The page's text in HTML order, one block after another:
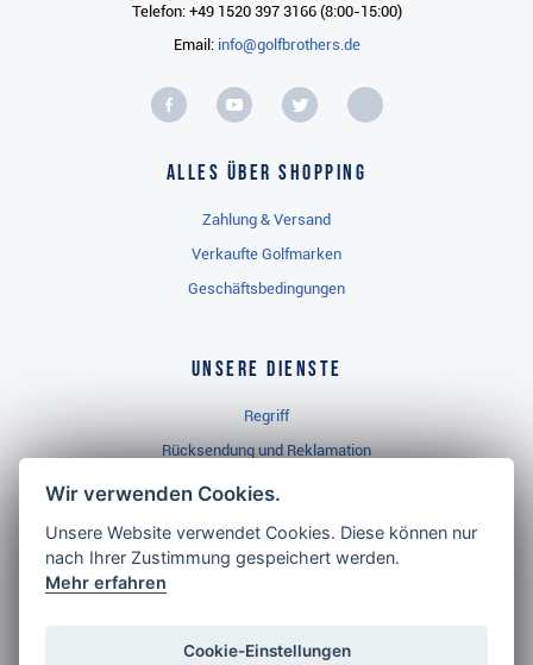
Telefon: +49 1520 397 3166 (8:00-15:00)
Email: info@golfbrothers.de
Alles über Shopping
Zahlung & Versand
Verkaufte Golfmarken
Geschäftsbedingungen
Unsere Dienste
Regriff
Rücksendung und Reklamation
Widerrufsbelehrung
Golf Brothers.de
Neuheiten
Wir verwenden Cookies.
Unsere Website verwendet Cookies. Diese können nur
nach Ihrer Zustimmung gespeichert werden.
Mehr erfahren
Cookie-Einstellungen